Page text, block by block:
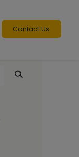
Contact Us